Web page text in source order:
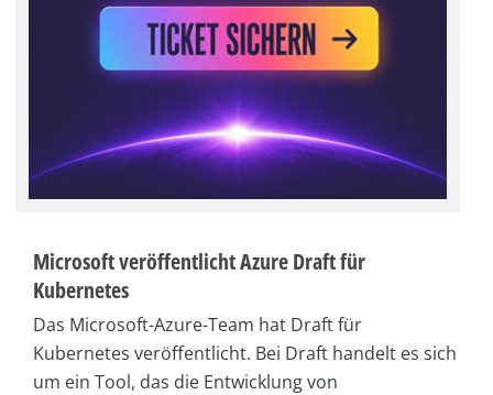
Microsoft veröffentlicht Azure Draft für
Kubernetes
Das Microsoft-Azure-Team hat Draft für
Kubernetes veröffentlicht. Bei Draft handelt es sich
um ein Tool, das die Entwicklung von